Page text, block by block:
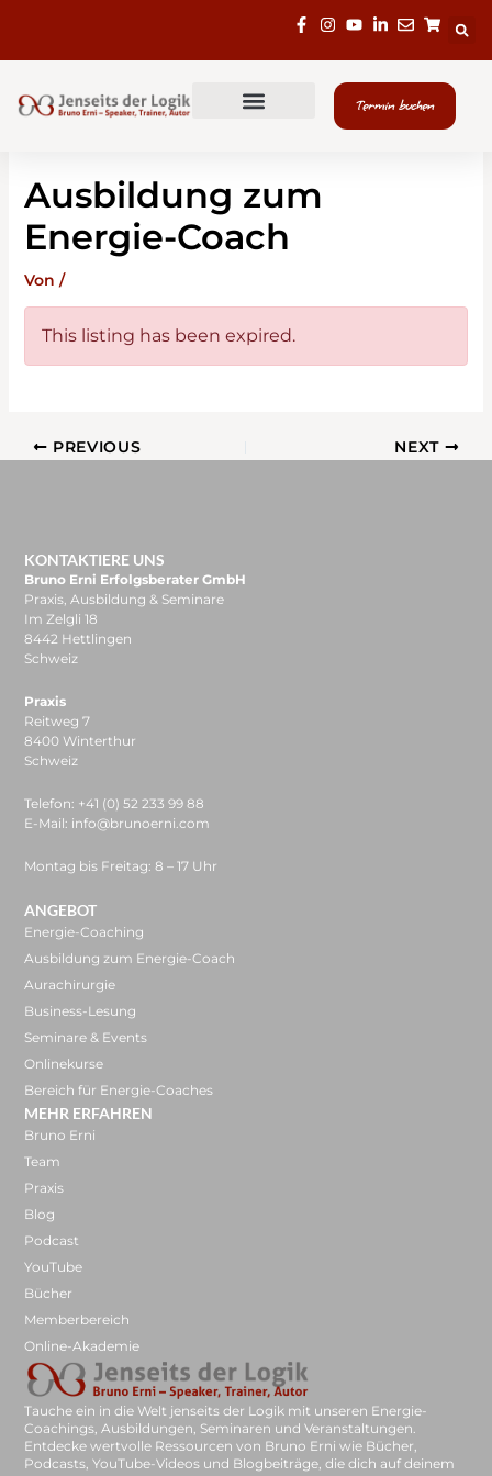
springen
Termin buchen
Ausbildung zum
Energie-Coach
Von /
This listing has been expired.
PREVIOUS NEXT
KONTAKTIERE UNS
Bruno Erni Erfolgsberater GmbH
Praxis, Ausbildung & Seminare
Im Zelgli 18
8442 Hettlingen
Schweiz
Praxis
Reitweg 7
8400 Winterthur
Schweiz
Telefon: +41 (0) 52 233 99 88
E-Mail: info@brunoerni.com
Montag bis Freitag: 8 – 17 Uhr
ANGEBOT
Energie-Coaching
Ausbildung zum Energie-Coach
Aurachirurgie
Business-Lesung
Seminare & Events
Onlinekurse
Bereich für Energie-Coaches
MEHR ERFAHREN
Bruno Erni
Team
Praxis
Blog
Podcast
YouTube
Bücher
Memberbereich
Online-Akademie
Tauche ein in die Welt jenseits der Logik mit unseren Energie-
Coachings, Ausbildungen, Seminaren und Veranstaltungen.
Entdecke wertvolle Ressourcen von Bruno Erni wie Bücher,
Podcasts, YouTube-Videos und Blogbeiträge, die dich auf deinem